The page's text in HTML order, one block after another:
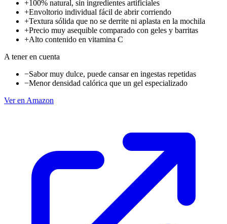
+100% natural, sin ingredientes artificiales
+Envoltorio individual fácil de abrir corriendo
+Textura sólida que no se derrite ni aplasta en la mochila
+Precio muy asequible comparado con geles y barritas
+Alto contenido en vitamina C
A tener en cuenta
−Sabor muy dulce, puede cansar en ingestas repetidas
−Menor densidad calórica que un gel especializado
Ver en Amazon